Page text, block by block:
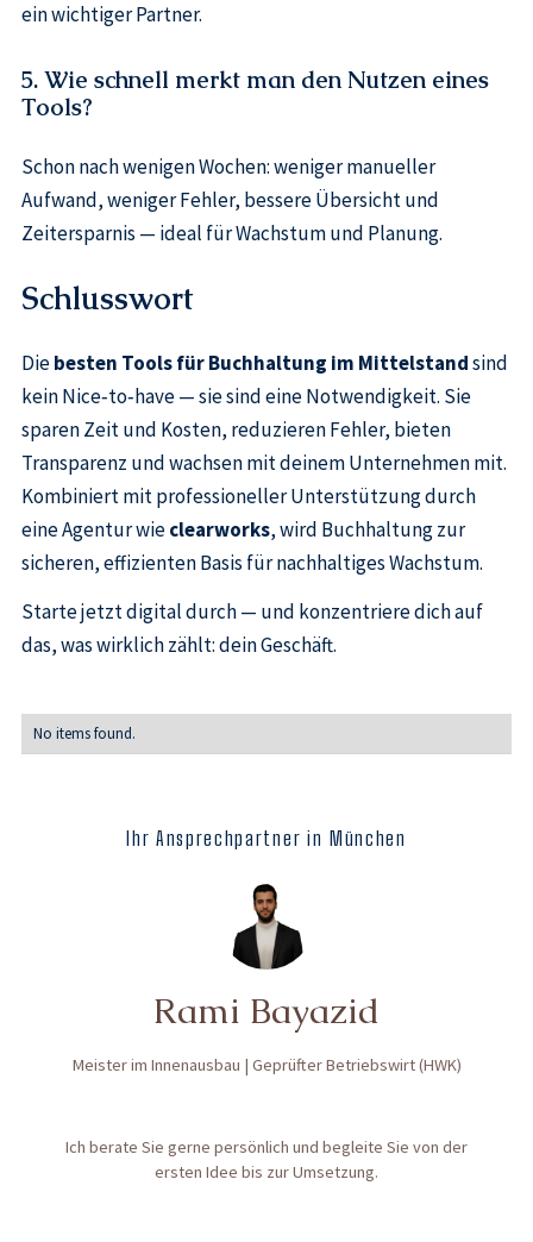
ein wichtiger Partner.
5. Wie schnell merkt man den Nutzen eines
Tools?
Schon nach wenigen Wochen: weniger manueller
Aufwand, weniger Fehler, bessere Übersicht und
Zeitersparnis — ideal für Wachstum und Planung.
Schlusswort
Diebesten Tools für Buchhaltung im Mittelstandsind
kein Nice‑to‑have — sie sind eine Notwendigkeit. Sie
sparen Zeit und Kosten, reduzieren Fehler, bieten
Transparenz und wachsen mit deinem Unternehmen mit.
Kombiniert mit professioneller Unterstützung durch
eine Agentur wieclearworks, wird Buchhaltung zur
sicheren, effizienten Basis für nachhaltiges Wachstum.
Starte jetzt digital durch — und konzentriere dich auf
das, was wirklich zählt: dein Geschäft.
No items found.
Ihr Ansprechpartner in München
Rami Bayazid
Meister im Innenausbau | Geprüfter Betriebswirt (HWK)
Ich berate Sie gerne persönlich und begleite Sie von der
ersten Idee bis zur Umsetzung.